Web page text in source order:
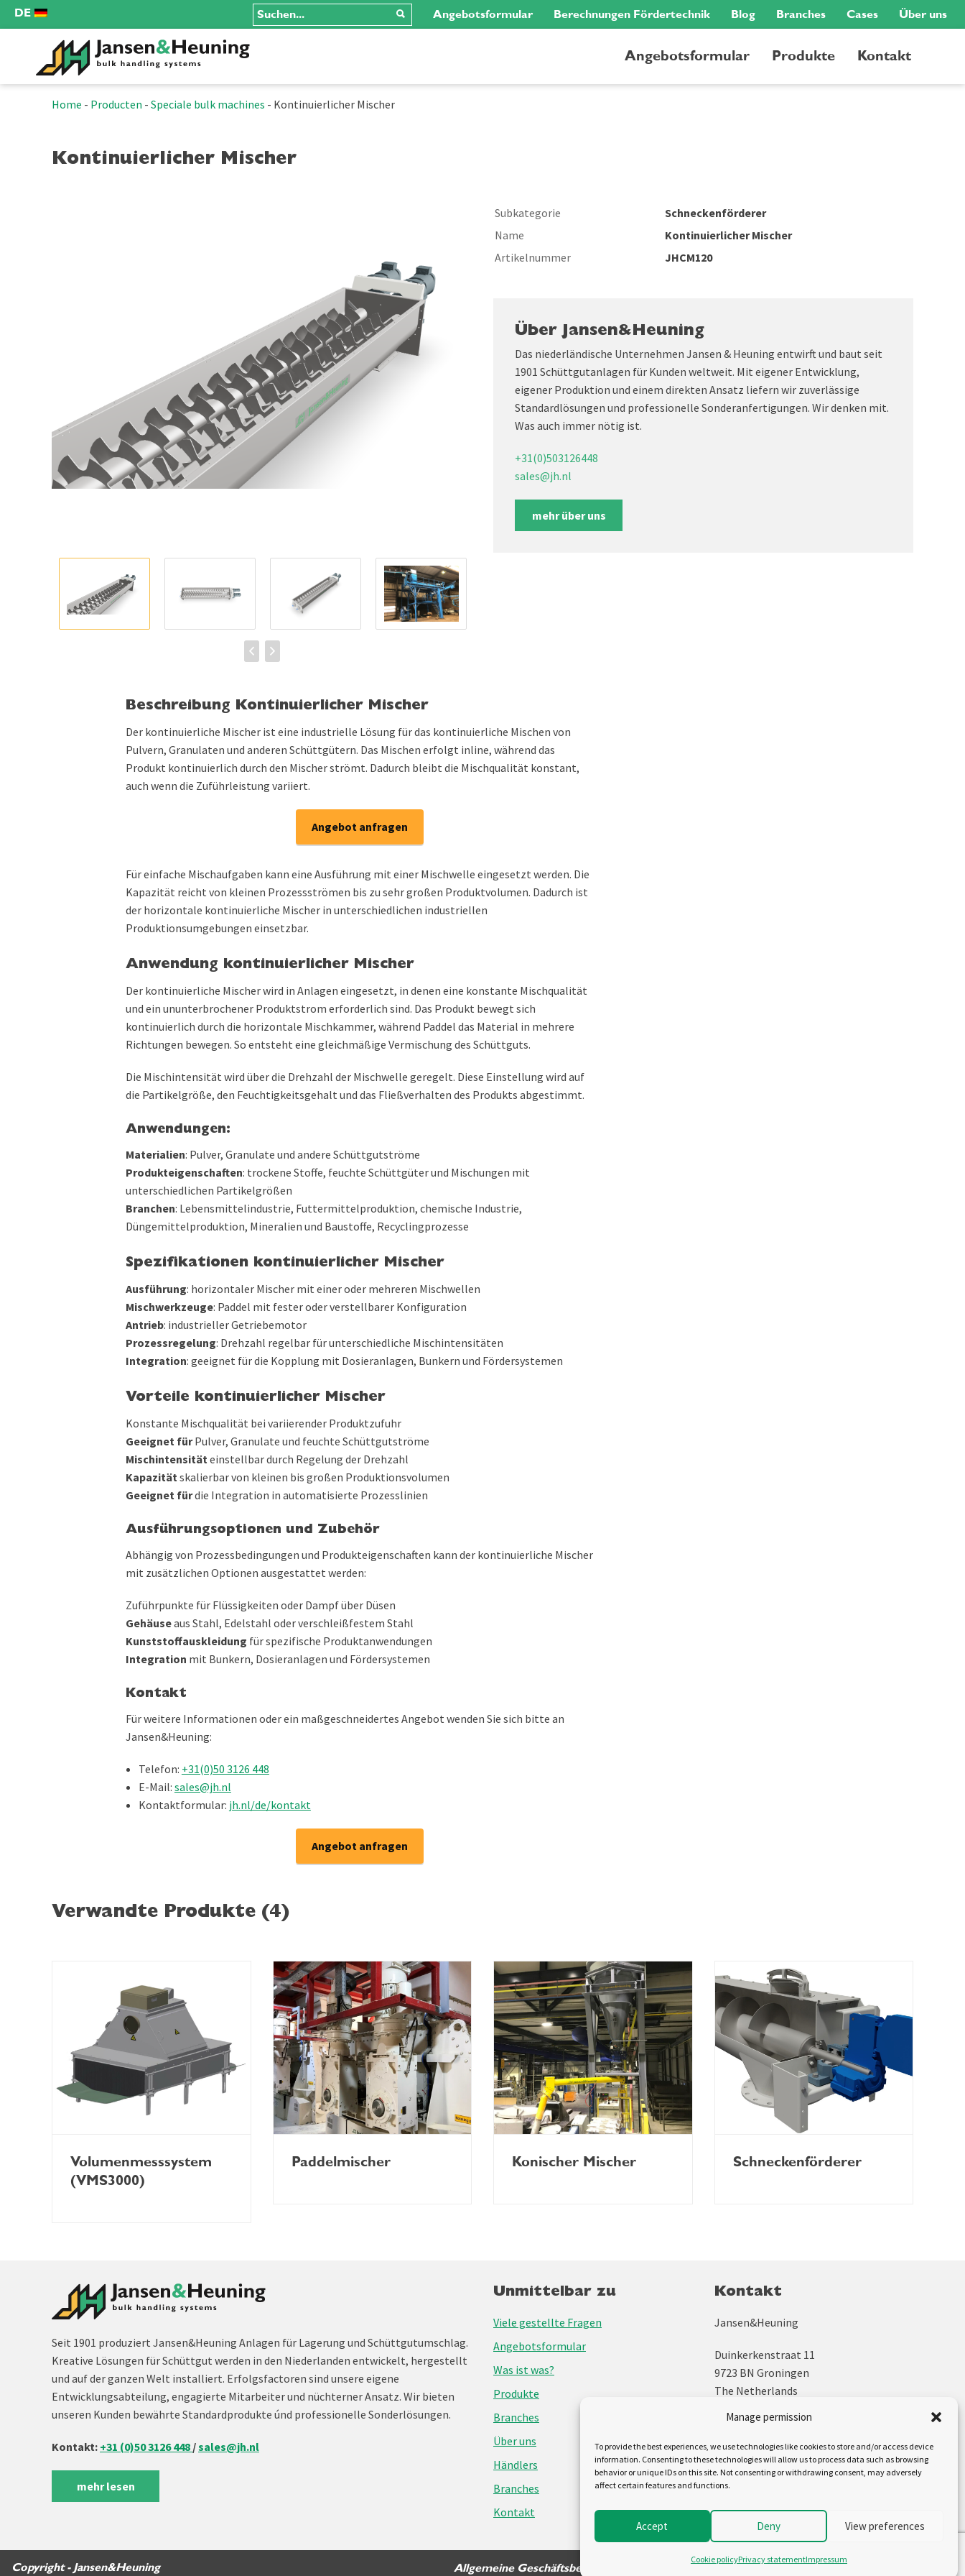
Manage permission
To provide the best experiences, we use technologies like cookies to store and/or access device
information. Consenting to these technologies will allow us to process data such as browsing
behavior or unique IDs on this site. Not consenting or withdrawing consent, may adversely
affect certain features and functions.
Accept Deny View preferences
Cookie policyPrivacy statementImpressum
DE Angebotsformular Berechnungen Fördertechnik Blog Branches Cases Über uns
Angebotsformular Produkte Kontakt
Home - Producten - Speciale bulk machines - Kontinuierlicher Mischer
Kontinuierlicher Mischer
Subkategorie
Schneckenförderer
Name
Kontinuierlicher Mischer
Artikelnummer
JHCM120
Über Jansen&Heuning
Das niederländische Unternehmen Jansen & Heuning entwirft und baut seit
1901 Schüttgutanlagen für Kunden weltweit. Mit eigener Entwicklung,
eigener Produktion und einem direkten Ansatz liefern wir zuverlässige
Standardlösungen und professionelle Sonderanfertigungen. Wir denken mit.
Was auch immer nötig ist.
+31(0)503126448
sales@jh.nl
mehr über uns
Beschreibung Kontinuierlicher Mischer
Der kontinuierliche Mischer ist eine industrielle Lösung für das kontinuierliche Mischen von
Pulvern, Granulaten und anderen Schüttgütern. Das Mischen erfolgt inline, während das
Produkt kontinuierlich durch den Mischer strömt. Dadurch bleibt die Mischqualität konstant,
auch wenn die Zuführleistung variiert.
Angebot anfragen
Für einfache Mischaufgaben kann eine Ausführung mit einer Mischwelle eingesetzt werden. Die
Kapazität reicht von kleinen Prozessströmen bis zu sehr großen Produktvolumen. Dadurch ist
der horizontale kontinuierliche Mischer in unterschiedlichen industriellen
Produktionsumgebungen einsetzbar.
Anwendung kontinuierlicher Mischer
Der kontinuierliche Mischer wird in Anlagen eingesetzt, in denen eine konstante Mischqualität
und ein ununterbrochener Produktstrom erforderlich sind. Das Produkt bewegt sich
kontinuierlich durch die horizontale Mischkammer, während Paddel das Material in mehrere
Richtungen bewegen. So entsteht eine gleichmäßige Vermischung des Schüttguts.
Die Mischintensität wird über die Drehzahl der Mischwelle geregelt. Diese Einstellung wird auf
die Partikelgröße, den Feuchtigkeitsgehalt und das Fließverhalten des Produkts abgestimmt.
Anwendungen:
Materialien: Pulver, Granulate und andere Schüttgutströme
Produkteigenschaften: trockene Stoffe, feuchte Schüttgüter und Mischungen mit
unterschiedlichen Partikelgrößen
Branchen: Lebensmittelindustrie, Futtermittelproduktion, chemische Industrie,
Düngemittelproduktion, Mineralien und Baustoffe, Recyclingprozesse
Spezifikationen kontinuierlicher Mischer
Ausführung: horizontaler Mischer mit einer oder mehreren Mischwellen
Mischwerkzeuge: Paddel mit fester oder verstellbarer Konfiguration
Antrieb: industrieller Getriebemotor
Prozessregelung: Drehzahl regelbar für unterschiedliche Mischintensitäten
Integration: geeignet für die Kopplung mit Dosieranlagen, Bunkern und Fördersystemen
Vorteile kontinuierlicher Mischer
Konstante Mischqualität bei variierender Produktzufuhr
Geeignet fürPulver, Granulate und feuchte Schüttgutströme
Mischintensität einstellbar durch Regelung der Drehzahl
Kapazität skalierbar von kleinen bis großen Produktionsvolumen
Geeignet fürdie Integration in automatisierte Prozesslinien
Ausführungsoptionen und Zubehör
Abhängig von Prozessbedingungen und Produkteigenschaften kann der kontinuierliche Mischer
mit zusätzlichen Optionen ausgestattet werden:
Zuführpunkte für Flüssigkeiten oder Dampf über Düsen
Gehäuseaus Stahl, Edelstahl oder verschleißfestem Stahl
Kunststoffauskleidung für spezifische Produktanwendungen
Integration mit Bunkern, Dosieranlagen und Fördersystemen
Kontakt
Für weitere Informationen oder ein maßgeschneidertes Angebot wenden Sie sich bitte an
Jansen&Heuning:
Telefon: +31(0)50 3126 448
E-Mail: sales@jh.nl
Kontaktformular: jh.nl/de/kontakt
Angebot anfragen
Verwandte Produkte (4)
Volumenmesssystem
(VMS3000)
Paddelmischer Konischer Mischer Schneckenförderer
Seit 1901 produziert Jansen&Heuning Anlagen für Lagerung und Schüttgutumschlag.
Kreative Lösungen für Schüttgut werden in den Niederlanden entwickelt, hergestellt
und auf der ganzen Welt installiert. Erfolgsfactoren sind unsere eigene
Entwicklungsabteilung, engagierte Mitarbeiter und nüchterner Ansatz. Wir bieten
unseren Kunden bewährte Standardprodukte únd professionelle Sonderlösungen.
Kontakt: +31 (0)50 3126 448 /sales@jh.nl
mehr lesen
Unmittelbar zu
Viele gestellte Fragen
Angebotsformular
Was ist was?
Produkte
Branches
Über uns
Händlers
Branches
Kontakt
Kontakt
Jansen&Heuning
Duinkerkenstraat 11
9723 BN Groningen
The Netherlands
+31 (0)50 312 64 48
sales@jh.nl
Uns folgen auf:
Copyright - Jansen&Heuning Allgemeine Geschäftsbedingungen